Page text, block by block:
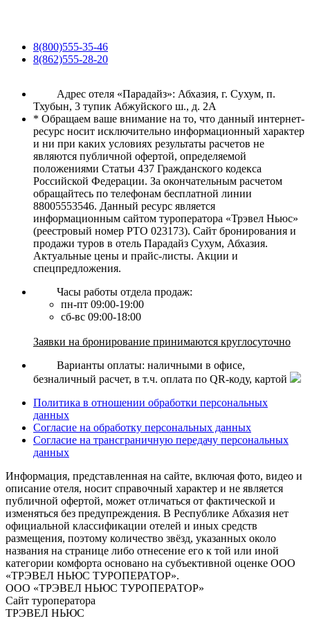
8(800)555-35-46
8(862)555-28-20
Адрес отеля «Парадайз»: Абхазия, г. Сухум, п.
Тхубын, 3 тупик Абжуйского ш., д. 2А
* Обращаем ваше внимание на то, что данный интернет-
ресурс носит исключительно информационный характер
и ни при каких условиях результаты расчетов не
являются публичной офертой, определяемой
положениями Статьи 437 Гражданского кодекса
Российской Федерации. За окончательным расчетом
обращайтесь по телефонам бесплатной линии
88005553546. Данный ресурс является
информационным сайтом туроператора «Трэвел Ньюс»
(реестровый номер РТО 023173). Сайт бронирования и
продажи туров в отель Парадайз Сухум, Абхазия.
Актуальные цены и прайс-листы. Акции и
спецпредложения.
Часы работы отдела продаж:
пн-пт 09:00-19:00
сб-вс 09:00-18:00
Заявки на бронирование принимаются круглосуточно
Варианты оплаты: наличными в офисе,
безналичный расчет, в т.ч. оплата по QR-коду, картой
Политика в отношении обработки персональных
данных
Согласие на обработку персональных данных
Согласие на трансграничную передачу персональных
данных
Информация, представленная на сайте, включая фото, видео и
описание отеля, носит справочный характер и не является
публичной офертой, может отличаться от фактической и
изменяться без предупреждения. В Республике Абхазия нет
официальной классификации отелей и иных средств
размещения, поэтому количество звёзд, указанных около
названия на странице либо отнесение его к той или иной
категории комфорта основано на субъективной оценке ООО
«ТРЭВЕЛ НЬЮС ТУРОПЕРАТОР».
ООО «ТРЭВЕЛ НЬЮС ТУРОПЕРАТОР»
Сайт туроператора
ТРЭВЕЛ НЬЮС